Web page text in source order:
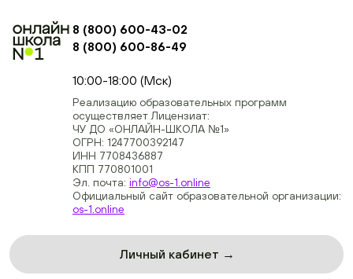
8 (800) 600-43-02
8 (800) 600-86-49
10:00-18:00 (Мск)
Реализацию образовательных программ
осуществляет Лицензиат:
ЧУ ДО «ОНЛАЙН-ШКОЛА №1»
ОГРН: 1247700392147
ИНН 7708436887
КПП 770801001
Эл. почта: info@os-1.online
Официальный сайт образовательной организации:
os-1.online
Личный кабинет →